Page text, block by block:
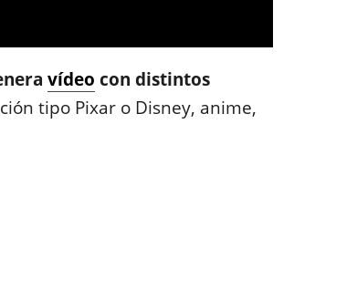
vídeo con distintos
tipo Pixar o Disney, anime,